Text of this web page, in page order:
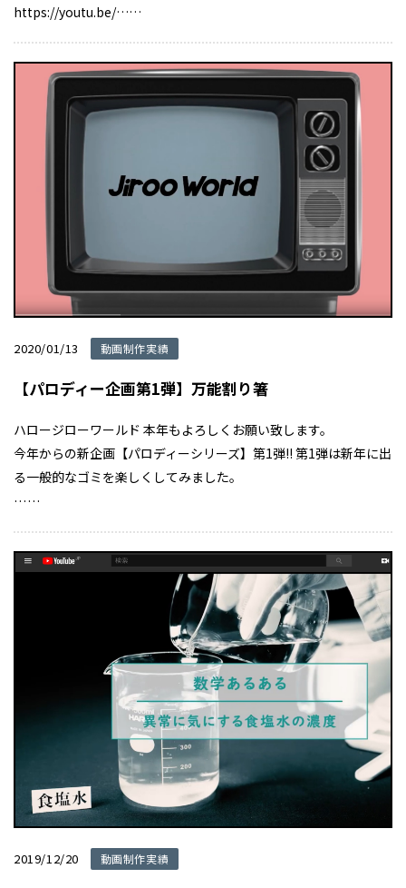
https://youtu.be/……
2020/01/13 動画制作実績
【パロディー企画第1弾】万能割り箸
ハロージローワールド 本年もよろしくお願い致します。
今年からの新企画【パロディーシリーズ】第1弾!! 第1弾は新年に出
る一般的なゴミを楽しくしてみました。
……
2019/12/20 動画制作実績